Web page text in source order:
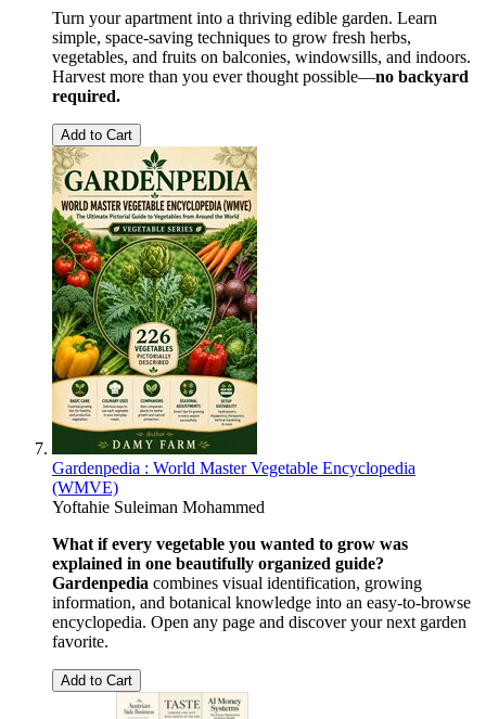
Turn your apartment into a thriving edible garden. Learn
simple, space-saving techniques to grow fresh herbs,
vegetables, and fruits on balconies, windowsills, and indoors.
Harvest more than you ever thought possible—no backyard
required.
Add to Cart
Gardenpedia : World Master Vegetable Encyclopedia
(WMVE)
Yoftahie Suleiman Mohammed
What if every vegetable you wanted to grow was
explained in one beautifully organized guide?
Gardenpedia combines visual identification, growing
information, and botanical knowledge into an easy-to-browse
encyclopedia. Open any page and discover your next garden
favorite.
Add to Cart